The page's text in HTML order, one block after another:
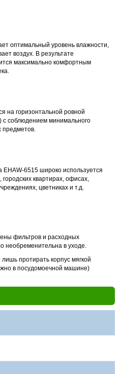
оптимальный уровень влажности,
воздух. В результате
максимально комфортным
на горизонтальной ровной
с соблюдением минимального
предметов.
EHAW-6515 широко используется
квартирах, офисах,
цветниках и т.д.
фильтров и расходных
необременительна в уходе.
протирать корпус мягкой
в посудомоечной машине)